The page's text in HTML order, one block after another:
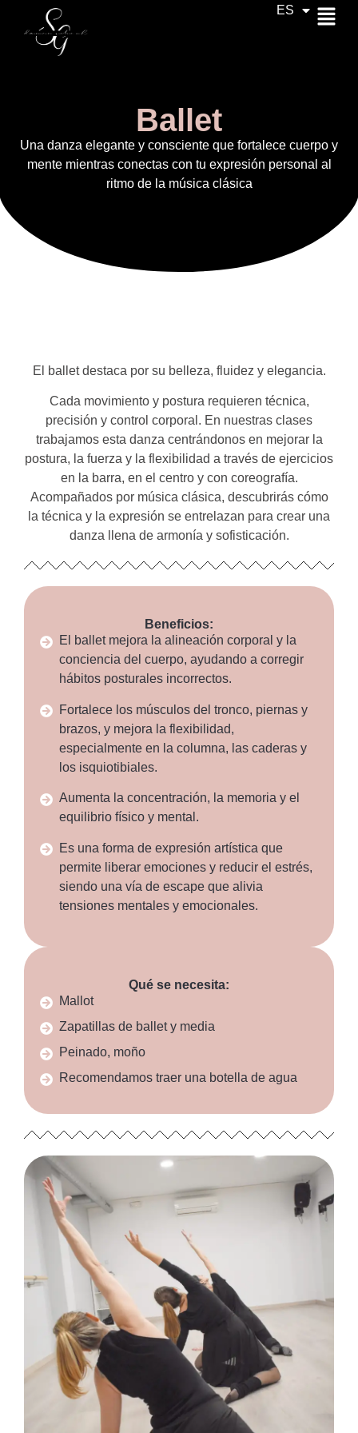
ES
CA
Ballet
Una danza elegante y consciente que fortalece cuerpo y
mente mientras conectas con tu expresión personal al
ritmo de la música clásica
El ballet destaca por su belleza, fluidez y elegancia.
Cada movimiento y postura requieren técnica,
precisión y control corporal. En nuestras clases
trabajamos esta danza centrándonos en mejorar la
postura, la fuerza y la flexibilidad a través de ejercicios
en la barra, en el centro y con coreografía.
Acompañados por música clásica, descubrirás cómo
la técnica y la expresión se entrelazan para crear una
danza llena de armonía y sofisticación.
Beneficios:
El ballet mejora la alineación corporal y la
conciencia del cuerpo, ayudando a corregir
hábitos posturales incorrectos.
Fortalece los músculos del tronco, piernas y
brazos, y mejora la flexibilidad,
especialmente en la columna, las caderas y
los isquiotibiales.
Aumenta la concentración, la memoria y el
equilibrio físico y mental.
Es una forma de expresión artística que
permite liberar emociones y reducir el estrés,
siendo una vía de escape que alivia
tensiones mentales y emocionales.
Qué se necesita:
Mallot
Zapatillas de ballet y media
Peinado, moño
Recomendamos traer una botella de agua